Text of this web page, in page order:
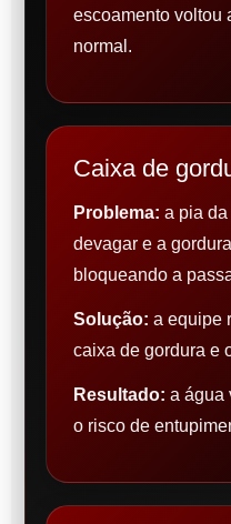
escoamento voltou
normal.
Caixa de
Problema: a pia
devagar e a
bloqueando a
Solução: a equipe
caixa de gordura e
Resultado: a água
o risco de